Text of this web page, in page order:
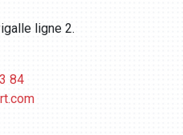
ligne 2.
84